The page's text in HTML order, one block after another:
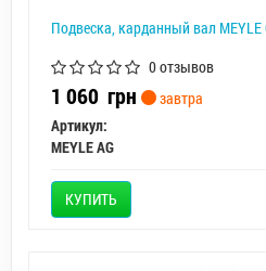
Подвеска, карданный вал
0 отзывов
1 060 грн
завтра
Артикул:
MEYLE AG
КУПИТЬ